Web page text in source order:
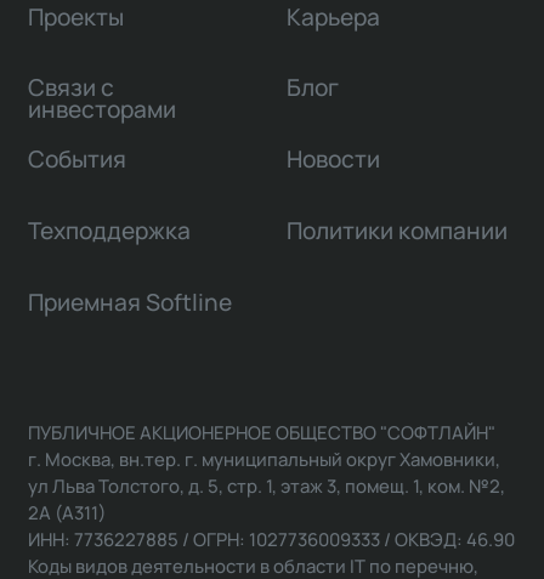
Проекты
Связи с
инвесторами
Карьера
Блог
События Новости
Техподдержка Политики компании
Приемная Softline
ПУБЛИЧНОЕ АКЦИОНЕРНОЕ ОБЩЕСТВО "СОФТЛАЙН"
г. Москва, вн.тер. г. муниципальный округ Хамовники,
ул Льва Толстого, д. 5, стр. 1, этаж 3, помещ. 1, ком. №2,
2А (А311)
ИНН: 7736227885 / ОГРН: 1027736009333 / ОКВЭД: 46.90
Коды видов деятельности в области IT по перечню,